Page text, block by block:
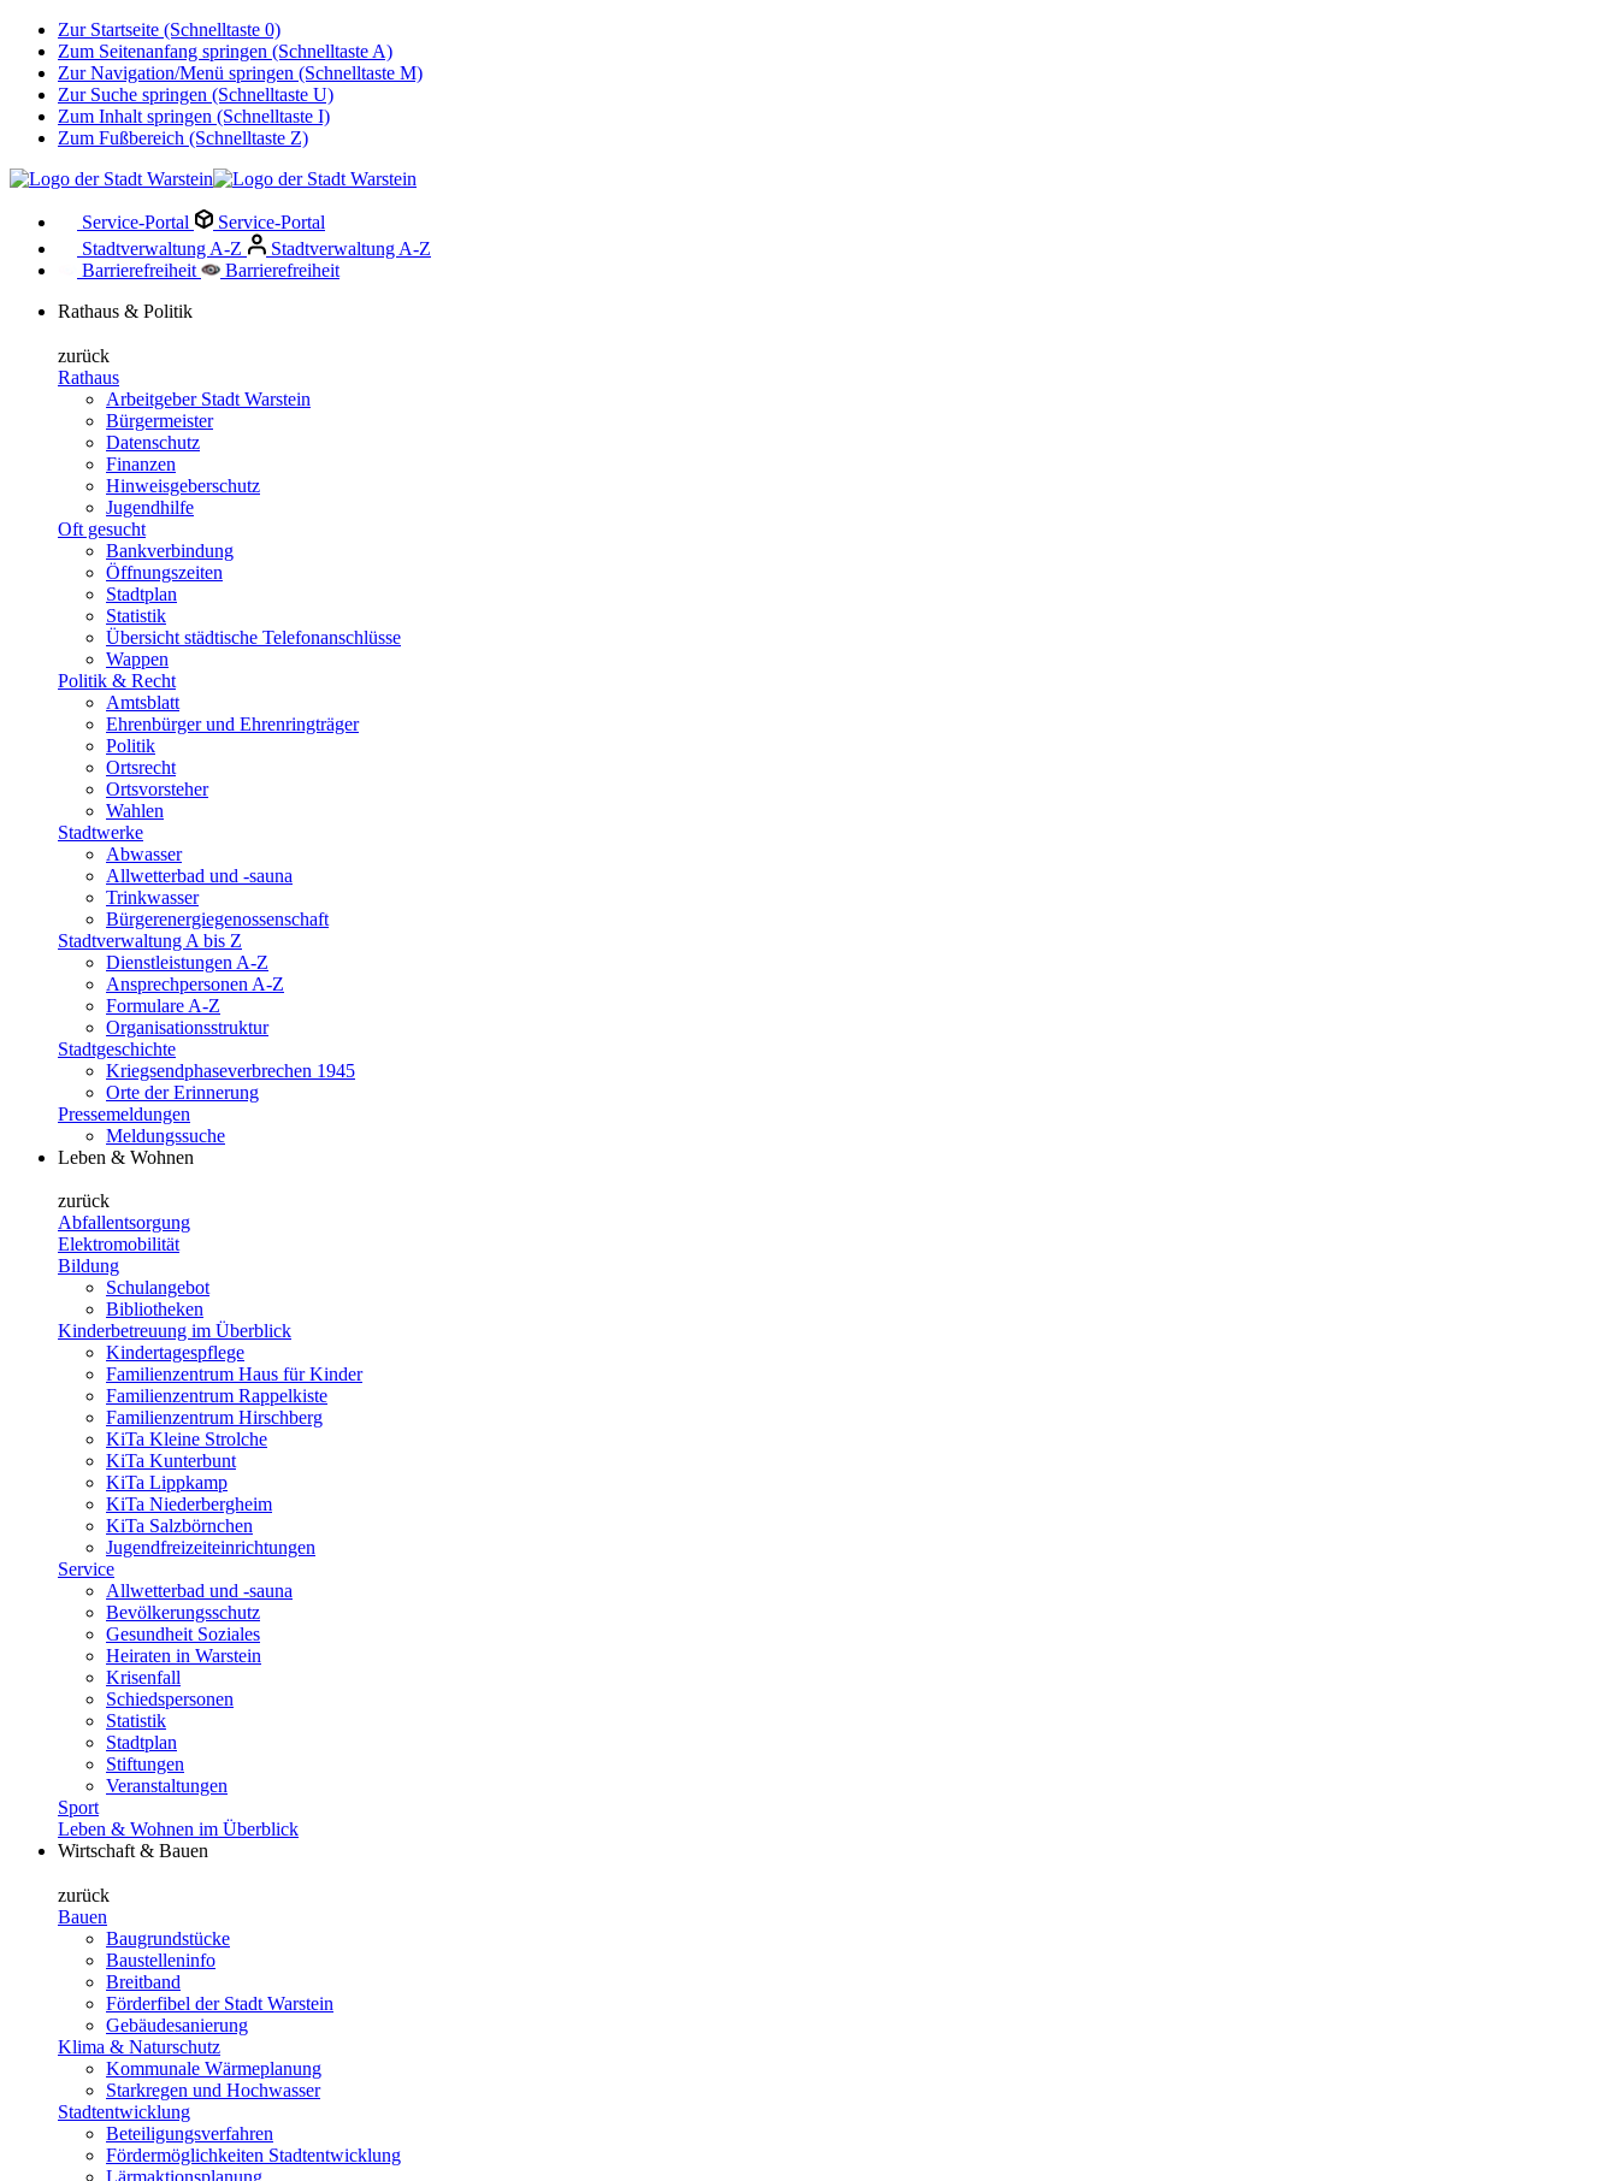
Zur Startseite (Schnelltaste 0)
Zum Seitenanfang springen (Schnelltaste A)
Zur Navigation/Menü springen (Schnelltaste M)
Zur Suche springen (Schnelltaste U)
Zum Inhalt springen (Schnelltaste I)
Zum Fußbereich (Schnelltaste Z)
Service-Portal
Service-Portal
Stadtverwaltung A-Z
Stadtverwaltung A-Z
Barrierefreiheit
Barrierefreiheit
Rathaus & Politik
zurück
Rathaus
Arbeitgeber Stadt Warstein
Bürgermeister
Datenschutz
Finanzen
Hinweisgeberschutz
Jugendhilfe
Oft gesucht
Bankverbindung
Öffnungszeiten
Stadtplan
Statistik
Übersicht städtische Telefonanschlüsse
Wappen
Politik & Recht
Amtsblatt
Ehrenbürger und Ehrenringträger
Politik
Ortsrecht
Ortsvorsteher
Wahlen
Stadtwerke
Abwasser
Allwetterbad und -sauna
Trinkwasser
Bürgerenergiegenossenschaft
Stadtverwaltung A bis Z
Dienstleistungen A-Z
Ansprechpersonen A-Z
Formulare A-Z
Organisationsstruktur
Stadtgeschichte
Kriegsendphaseverbrechen 1945
Orte der Erinnerung
Pressemeldungen
Meldungssuche
Leben & Wohnen
zurück
Abfallentsorgung
Elektromobilität
Bildung
Schulangebot
Bibliotheken
Kinderbetreuung im Überblick
Kindertagespflege
Familienzentrum Haus für Kinder
Familienzentrum Rappelkiste
Familienzentrum Hirschberg
KiTa Kleine Strolche
KiTa Kunterbunt
KiTa Lippkamp
KiTa Niederbergheim
KiTa Salzbörnchen
Jugendfreizeiteinrichtungen
Service
Allwetterbad und -sauna
Bevölkerungsschutz
Gesundheit Soziales
Heiraten in Warstein
Krisenfall
Schiedspersonen
Statistik
Stadtplan
Stiftungen
Veranstaltungen
Sport
Leben & Wohnen im Überblick
Wirtschaft & Bauen
zurück
Bauen
Baugrundstücke
Baustelleninfo
Breitband
Förderfibel der Stadt Warstein
Gebäudesanierung
Klima & Naturschutz
Kommunale Wärmeplanung
Starkregen und Hochwasser
Stadtentwicklung
Beteiligungsverfahren
Fördermöglichkeiten Stadtentwicklung